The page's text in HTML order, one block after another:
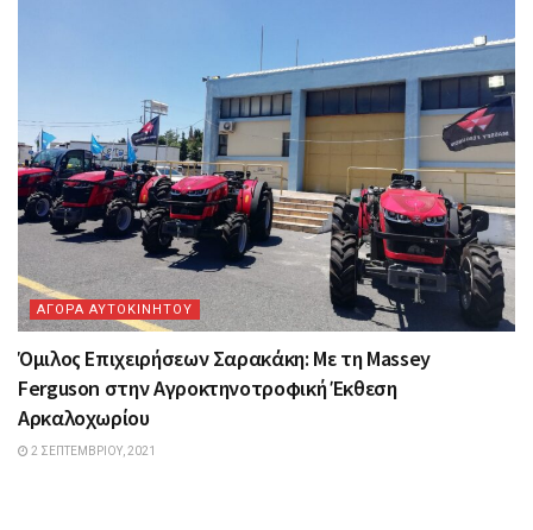
ΑΓΟΡΑ ΑΥΤΟΚΙΝΗΤΟΥ
Όμιλος Επιχειρήσεων Σαρακάκη: Mε τη Massey
Ferguson στην Αγροκτηνοτροφική Έκθεση
Αρκαλοχωρίου
2 ΣΕΠΤΕΜΒΡΊΟΥ, 2021